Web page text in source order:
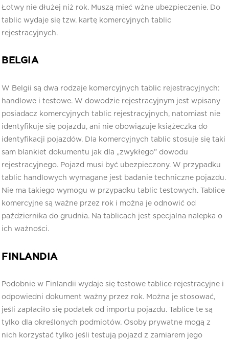
Łotwy nie dłużej niż rok. Muszą mieć wżne ubezpieczenie. Do
tablic wydaje się tzw. kartę komercyjnych tablic
rejestracyjnych.
BELGIA
W Belgii są dwa rodzaje komercyjnych tablic rejestracyjnych:
handlowe i testowe. W dowodzie rejestracyjnym jest wpisany
posiadacz komercyjnych tablic rejestracyjnych, natomiast nie
identyfikuje się pojazdu, ani nie obowiązuje książeczka do
identyfikacji pojazdów. Dla komercyjnych tablic stosuje się taki
sam blankiet dokumentu jak dla „zwykłego” dowodu
rejestracyjnego. Pojazd musi być ubezpieczony. W przypadku
tablic handlowych wymagane jest badanie techniczne pojazdu.
Nie ma takiego wymogu w przypadku tablic testowych. Tablice
komercyjne są ważne przez rok i można je odnowić od
października do grudnia. Na tablicach jest specjalna nalepka o
ich ważności.
FINLANDIA
Podobnie w Finlandii wydaje się testowe tablice rejestracyjne i
odpowiedni dokument ważny przez rok. Można je stosować,
jeśli zapłaciło się podatek od importu pojazdu. Tablice te są
tylko dla określonych podmiotów. Osoby prywatne mogą z
nich korzystać tylko jeśli testują pojazd z zamiarem jego